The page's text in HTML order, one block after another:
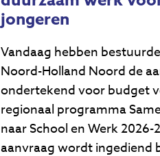
jongeren
Vandaag hebben
Noord-Holland Noord de
ondertekend voor budget
regionaal programma
naar School en Werk 2026-
aanvraag wordt ingediend